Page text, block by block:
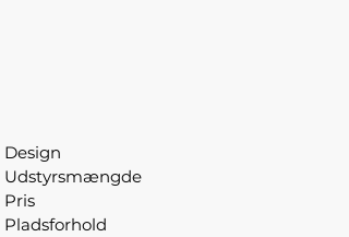
Design
Udstyrsmængde
Pris
Pladsforhold